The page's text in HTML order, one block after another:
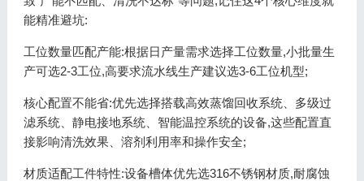
能精准避坑:
工位数量匹配产能:根据日产量需求选择工位数量,小批量生
产可选2-3工位,高要求流水线生产建议选3-6工位机型;
核心配置不能省:优先选择搭载高效蒸馏回收系统、多级过
滤系统、静电接地系统、智能温控系统的设备,这些配置直
接影响清洗效果、溶剂利用率和操作安全;
材质适配工件特性:设备槽体优先选316不锈钢材质,耐腐蚀